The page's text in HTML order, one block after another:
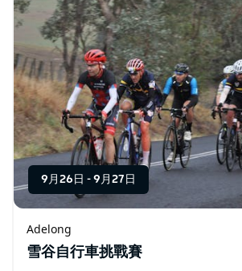
9月26日 - 9月27日
Adelong
雪谷自行車挑戰賽